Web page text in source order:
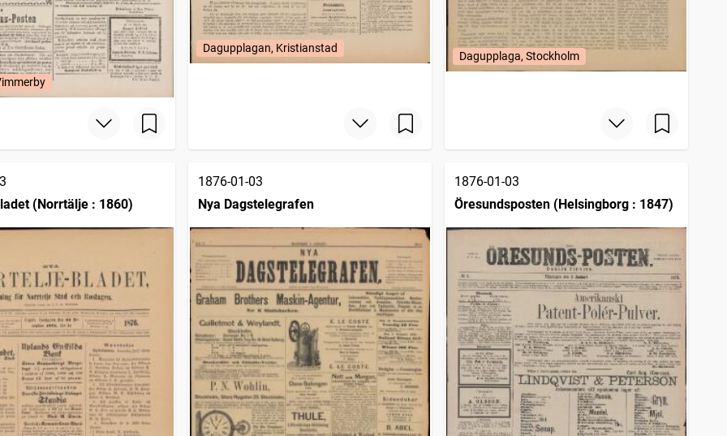
Dagupplagan, Kristianstad
Dagupplaga, Stockholm
(Norrtälje : 1860)
1876-01-03
Nya Dagstelegrafen
1876-01-03
Öresundsposten (Helsingborg : 1847)